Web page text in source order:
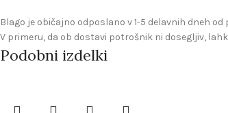
Blago je običajno odposlano v 1-5 delavnih dneh
V primeru, da ob dostavi potrošnik ni dosegljiv,
Podobni izdelki